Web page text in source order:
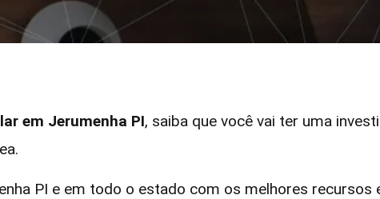
em Jerumenha PI, saiba que você vai ter uma
PI e em todo o estado com os melhores recursos